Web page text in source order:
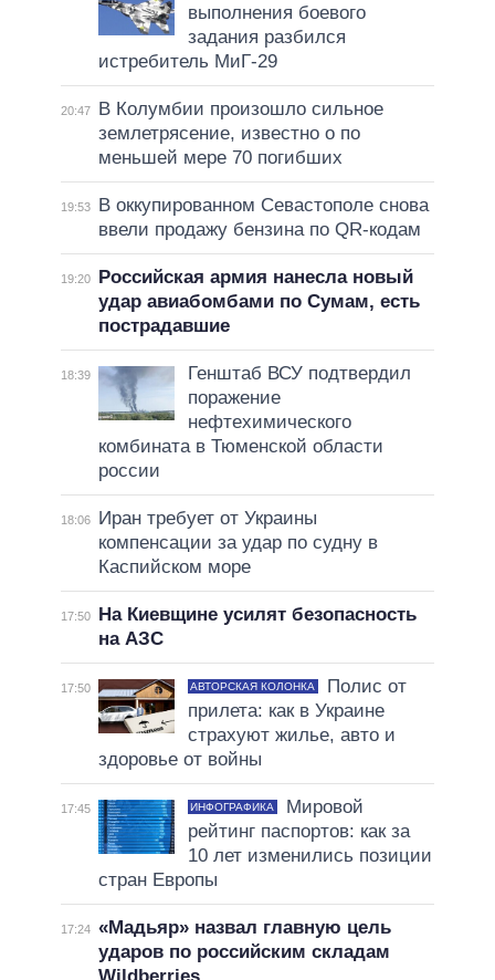
выполнения боевого
задания разбился
истребитель МиГ-29
20:47
В Колумбии произошло сильное
землетрясение, известно о по
меньшей мере 70 погибших
19:53
В оккупированном Севастополе снова
ввели продажу бензина по QR-кодам
19:20
Российская армия нанесла новый
удар авиабомбами по Сумам, есть
пострадавшие
18:39
Генштаб ВСУ подтвердил
поражение
нефтехимического
комбината в Тюменской области
россии
18:06
Иран требует от Украины
компенсации за удар по судну в
Каспийском море
17:50
На Киевщине усилят безопасность
на АЗС
17:50 АВТОРСКАЯ КОЛОНКА
Полис от
прилета: как в Украине
страхуют жилье, авто и
здоровье от войны
17:45 ИНФОГРАФИКА
Мировой
рейтинг паспортов: как за
10 лет изменились позиции
стран Европы
17:24 «Мадьяр» назвал главную цель
ударов по российским складам
Wildberries